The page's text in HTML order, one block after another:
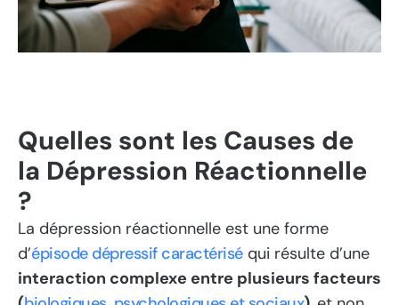
Quelles sont les Causes de
la Dépression Réactionnelle
?
La dépression réactionnelle est une forme
d’épisode dépressif caractériséqui résulte d’une
interaction complexe entre plusieurs facteurs